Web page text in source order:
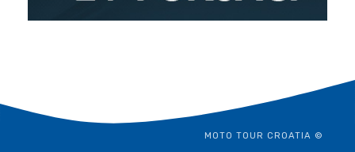
MOTO TOUR CROATIA ©